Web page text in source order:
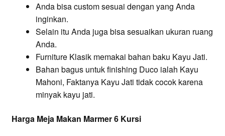
Anda bisa custom sesuai dengan yang Anda
inginkan.
Selain itu Anda juga bisa sesuaikan ukuran ruang
Anda.
Furniture Klasik memakai bahan baku Kayu Jati.
Bahan bagus untuk finishing Duco ialah Kayu
Mahoni, Faktanya Kayu Jati tidak cocok karena
minyak kayu jati.
Harga Meja Makan Marmer 6 Kursi